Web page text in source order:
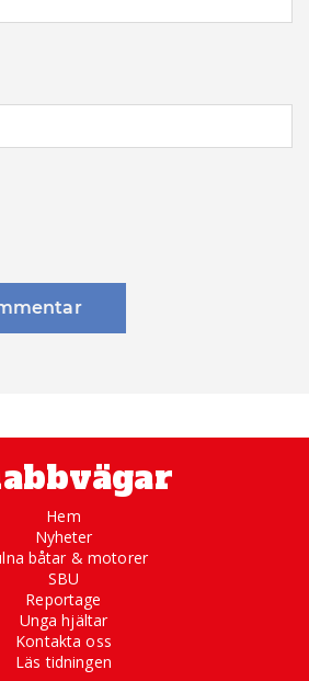
Hem
Nyheter
båtar & motorer
SBU
Reportage
Unga hjältar
Kontakta oss
Läs tidningen